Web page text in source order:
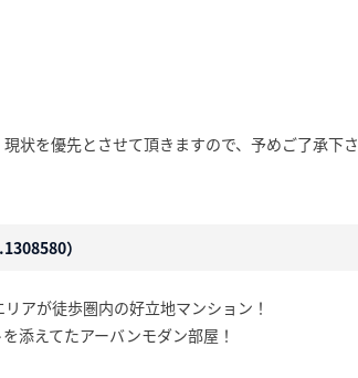
状を優先とさせて頂きますので、予めご了承下さ
）
アが徒歩圏内の好立地マンション！
添えてたアーバンモダン部屋！